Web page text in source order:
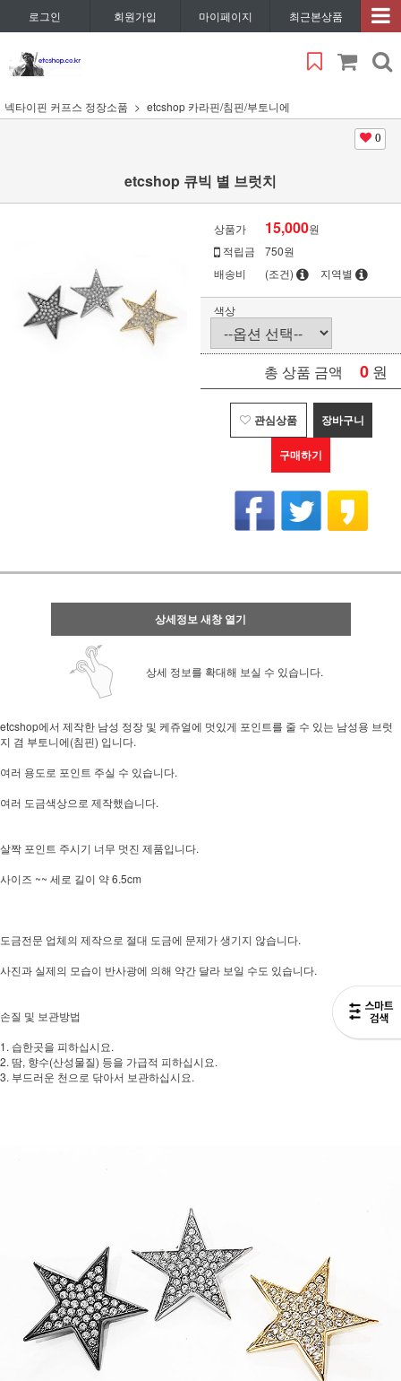
로그인 회원가입 마이페이지 최근본상품
넥타이핀 커프스 정장소품 etcshop 카라핀/침핀/부토니에
0
etcshop 큐빅 별 브럿치
상품가 15,000원
적립금
750원
배송비
(조건) 지역별
색상
총 상품 금액 0 원
관심상품 장바구니
구매하기
상세정보 새창 열기
상세 정보를 확대해 보실 수 있습니다.
etcshop에서 제작한 남성 정장 및 케쥬얼에 멋있게 포인트를 줄 수 있는 남성용 브럿
지 겸 부토니에(침핀) 입니다.
여러 용도로 포인트 주실 수 있습니다.
여러 도금색상으로 제작했습니다.
살짝 포인트 주시기 너무 멋진 제품입니다.
사이즈 ~~ 세로 길이 약 6.5cm
도금전문 업체의 제작으로 절대 도금에 문제가 생기지 않습니다.
사진과 실제의 모습이 반사광에 의해 약간 달라 보일 수도 있습니다.
손질 및 보관방법
1. 습한곳을 피하십시요.
2. 땀, 향수(산성물질) 등을 가급적 피하십시요.
3. 부드러운 천으로 닦아서 보관하십시요.